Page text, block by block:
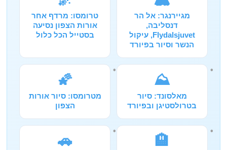
מגיירנגר: אל הר
דנסליבה,
Flydalsjuvet, עיקול
הנשר וסיור בפיורד
טרומסו: מרדף אחר
אורות הצפון נסיעה
בסטייל הכל כלול
⛰️
מאלסונד: סיור
בטרולסטיגן ובפיורד
🌠
מטרומסו: סיור אורות
הצפון
🏨
🚗